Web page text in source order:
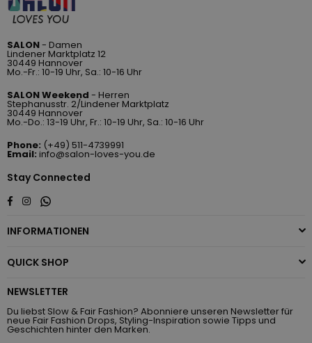
SALON- Damen
Lindener Marktplatz 12
30449 Hannover
Mo.-Fr.: 10-19 Uhr, Sa.: 10-16 Uhr
SALON Weekend - Herren
Stephanusstr. 2/Lindener Marktplatz
30449 Hannover
Mo.-Do.: 13-19 Uhr, Fr.: 10-19 Uhr, Sa.: 10-16 Uhr
Phone: (+49) 511-4739991
Email: info@salon-loves-you.de
Stay Connected
Facebook
InstagramWhatsapp
INFORMATIONEN
QUICK SHOP
NEWSLETTER
Du liebst Slow & Fair Fashion? Abonniere unseren Newsletter für
neue Fair Fashion Drops, Styling-Inspiration sowie Tipps und
Geschichten hinter den Marken.